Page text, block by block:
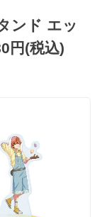
ンド エッ
円(税込)